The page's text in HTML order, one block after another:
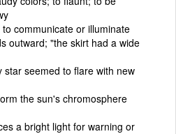
communicate or illuminate
outward; "the skirt had a wide
star seemed to flare with new
the sun's chromosphere
a bright light for warning or